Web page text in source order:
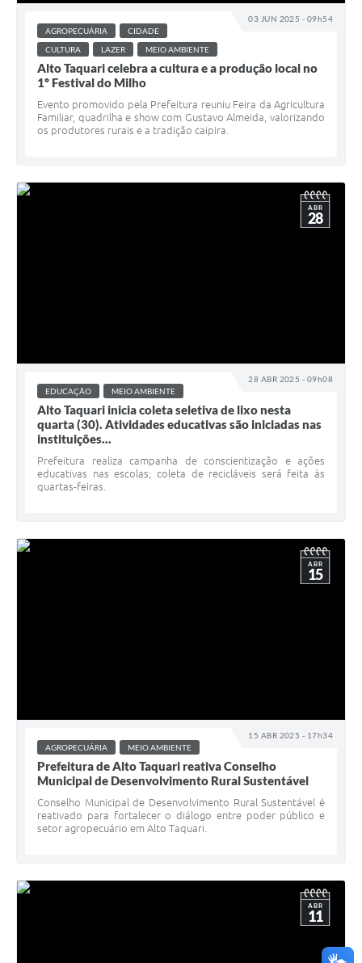
03 JUN 2025 - 09h54
AGROPECUÁRIA
CIDADE
CULTURA
LAZER MEIO AMBIENTE
Alto Taquari celebra a cultura e a produção local no
1º Festival do Milho
Evento promovido pela Prefeitura reuniu Feira da Agricultura
Familiar, quadrilha e show com Gustavo Almeida, valorizando
os produtores rurais e a tradição caipira.
28 ABR 2025 - 09h08
ABR
28
EDUCAÇÃO MEIO AMBIENTE
Alto Taquari inicia coleta seletiva de lixo nesta
quarta (30). Atividades educativas são iniciadas nas
instituições...
Prefeitura realiza campanha de conscientização e ações
educativas nas escolas; coleta de recicláveis será feita às
quartas-feiras.
15 ABR 2025 - 17h34
ABR
15
AGROPECUÁRIA MEIO AMBIENTE
Prefeitura de Alto Taquari reativa Conselho
Municipal de Desenvolvimento Rural Sustentável
Conselho Municipal de Desenvolvimento Rural Sustentável é
reativado para fortalecer o diálogo entre poder público e
setor agropecuário em Alto Taquari.
ABR
11